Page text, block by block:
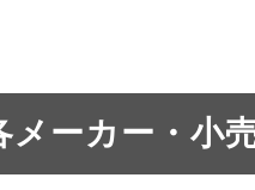
メーカー・小